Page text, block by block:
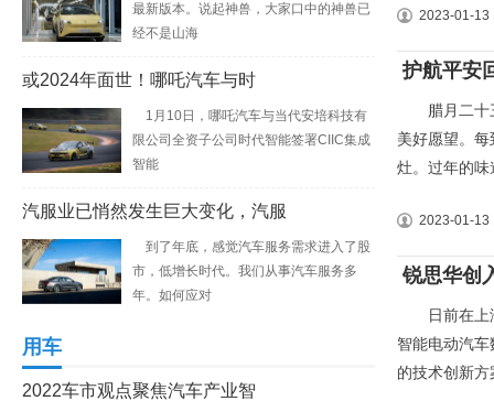
2023-01-13
护航平安
腊月二十三
美好愿望。
灶。过年的
2023-01-13
锐思华创
日前在上海
智能电动汽
的技术创新
最新版本。说起神兽，大家口中的神兽已
经不是山海
或2024年面世！哪吒汽车与时
1月10日，哪吒汽车与当代安培科技有
限公司全资子公司时代智能签署CIIC集成
智能
汽服业已悄然发生巨大变化，汽服
到了年底，感觉汽车服务需求进入了股
市，低增长时代。我们从事汽车服务多
年。如何应对
用车
2022车市观点聚焦汽车产业智